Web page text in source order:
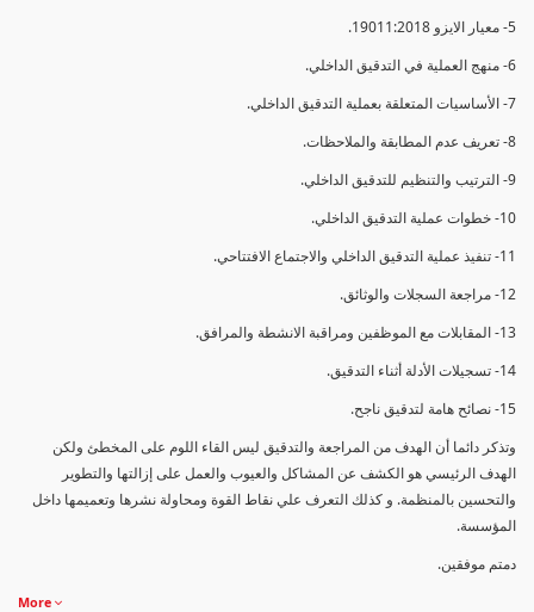
5- معيار الايزو 19011:2018.
6- منهج العملية في التدقيق الداخلي.
7- الأساسيات المتعلقة بعملية التدقيق الداخلي.
8- تعريف عدم المطابقة والملاحظات.
9- الترتيب والتنظيم للتدقيق الداخلي.
10- خطوات عملية التدقيق الداخلي.
11- تنفيذ عملية التدقيق الداخلي والاجتماع الافتتاحي.
12- مراجعة السجلات والوثائق.
13- المقابلات مع الموظفين ومراقبة الانشطة والمرافق.
14- تسجيلات الأدلة أثناء التدقيق.
15- نصائح هامة لتدقيق ناجح.
وتذكر دائما أن الهدف من المراجعة والتدقيق ليس القاء اللوم على المخطئ ولكن
الهدف الرئيسي هو الكشف عن المشاكل والعيوب والعمل على إزالتها والتطوير
والتحسين بالمنظمة. و كذلك التعرف علي نقاط القوة ومحاولة نشرها وتعميمها داخل
المؤسسة.
دمتم موفقين.
More